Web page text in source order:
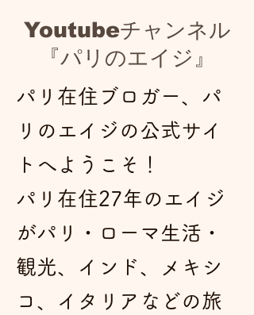
Youtubeチャンネル
『パリのエイジ』
パリ在住ブロガー、パ
リのエイジの公式サイ
トへようこそ！
パリ在住27年のエイジ
がパリ・ローマ生活・
観光、インド、メキシ
コ、イタリアなどの旅